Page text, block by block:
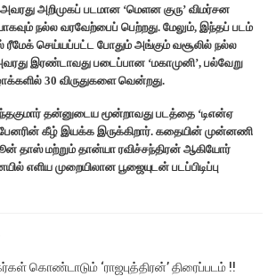
அறிமுகப் படமான ‘மெளன குரு’ விமர்சன
நல்ல வரவேற்பைப் பெற்றது. மேலும், இந்தப் படம்
ரீமேக் செய்யப்பட்ட போதும் அங்கும் வசூலில் நல்ல
இரண்டாவது படைப்பான ‘மகாமுனி’, பல்வேறு
30 விருதுகளை வென்றது.
தன்னுடைய மூன்றாவது படத்தை ‘டிஎன்ஏ
கீழ் இயக்க இருக்கிறார். கதையின் முன்னணி
தாஸ் மற்றும் தான்யா ரவிச்சந்திரன் ஆகியோர்
எளிய முறையிலான பூஜையுடன் படப்பிடிப்பு
கொண்டாடும் ‘ராஜபுத்திரன்’ திரைப்படம் !!